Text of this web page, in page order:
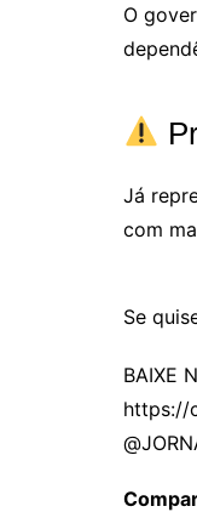
O
Já
com
Se
BAIXE
https://